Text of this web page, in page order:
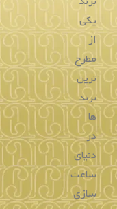
ساعت مردانه بالمن
176.1421.52.64